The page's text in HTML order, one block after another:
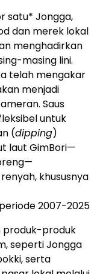
satu* Jongga,
dan merek lokal
menghadirkan
masing lini.
telah mengakar
menjadi
Saus
untuk
(dipping)
laut GimBori—
khususnya
2007-2025
produk-produk
seperti Jongga
serta